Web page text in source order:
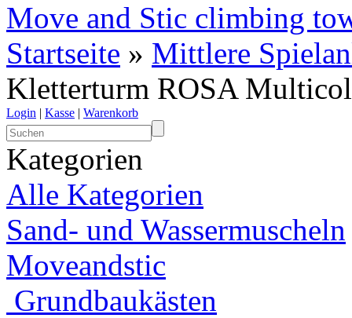
Move and Stic climbing
Startseite » Mittlere
Kletterturm ROSA
Login | Kasse | Warenkorb
Kategorien
Alle Kategorien
Sand- und Wassermuscheln
Moveandstic
Grundbaukästen